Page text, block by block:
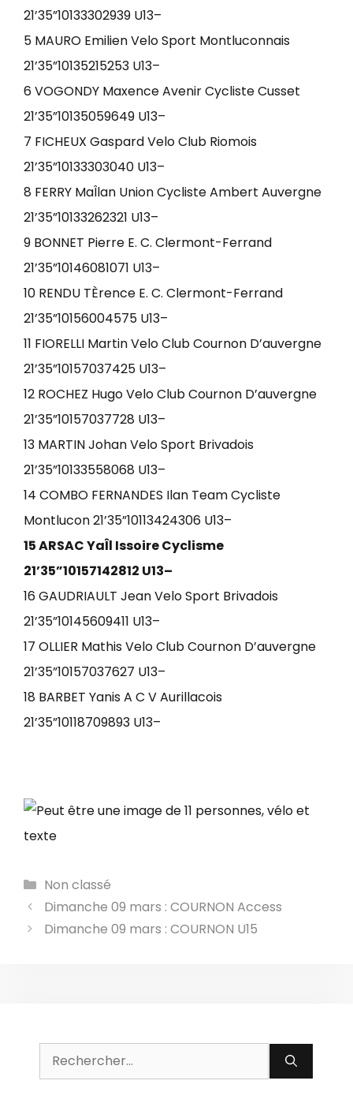
21’35”10133302939 U13–
5 MAURO Emilien Velo Sport Montluconnais
21’35”10135215253 U13–
6 VOGONDY Maxence Avenir Cycliste Cusset
21’35”10135059649 U13–
7 FICHEUX Gaspard Velo Club Riomois
21’35”10133303040 U13–
8 FERRY MaÎlan Union Cycliste Ambert Auvergne
21’35”10133262321 U13–
9 BONNET Pierre E. C. Clermont-Ferrand
21’35”10146081071 U13–
10 RENDU TÈrence E. C. Clermont-Ferrand
21’35”10156004575 U13–
11 FIORELLI Martin Velo Club Cournon D’auvergne
21’35”10157037425 U13–
12 ROCHEZ Hugo Velo Club Cournon D’auvergne
21’35”10157037728 U13–
13 MARTIN Johan Velo Sport Brivadois
21’35”10133558068 U13–
14 COMBO FERNANDES Ilan Team Cycliste
Montlucon 21’35”10113424306 U13–
15 ARSAC YaÎl Issoire Cyclisme
21’35”10157142812 U13–
16 GAUDRIAULT Jean Velo Sport Brivadois
21’35”10145609411 U13–
17 OLLIER Mathis Velo Club Cournon D’auvergne
21’35”10157037627 U13–
18 BARBET Yanis A C V Aurillacois
21’35”10118709893 U13–
Catégories
Non classé
Dimanche 09 mars : COURNON Access
Dimanche 09 mars : COURNON U15
Rechercher :